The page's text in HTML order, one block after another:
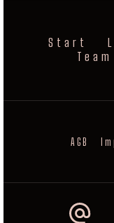
Start
Team
AGB